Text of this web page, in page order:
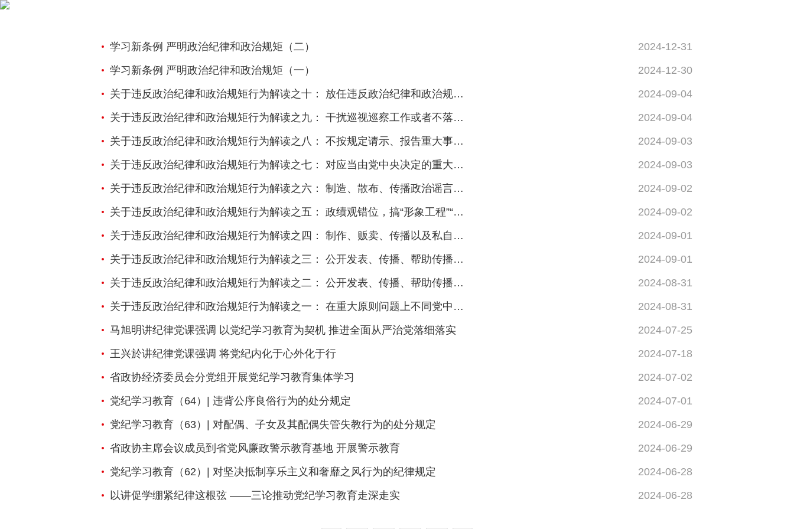
学习新条例 严明政治纪律和政治规矩（二）
2024-12-31
学习新条例 严明政治纪律和政治规矩（一）
2024-12-30
关于违反政治纪律和政治规矩行为解读之十： 放任违反政治纪律和政治规矩行为
2024-09-04
关于违反政治纪律和政治规矩行为解读之九： 干扰巡视巡察工作或者不落实巡视巡察整改要求行为
2024-09-04
关于违反政治纪律和政治规矩行为解读之八： 不按规定请示、报告重大事项行为
2024-09-03
关于违反政治纪律和政治规矩行为解读之七： 对应当由党中央决定的重大政策问题擅作主张行为
2024-09-03
关于违反政治纪律和政治规矩行为解读之六： 制造、散布、传播政治谣言和诬告陷害行为
2024-09-02
关于违反政治纪律和政治规矩行为解读之五： 政绩观错位，搞“形象工程”“政绩工程”行为
2024-09-02
关于违反政治纪律和政治规矩行为解读之四： 制作、贩卖、传播以及私自携带、寄递、阅看、 浏览、收听有严重政治问题资料行为
2024-09-01
关于违反政治纪律和政治规矩行为解读之三： 公开发表、传播、帮助传播有严重政治问题言论行为
2024-09-01
关于违反政治纪律和政治规矩行为解读之二： 公开发表、传播、帮助传播坚持资产阶级自由化立场、 反对四项基本原则、反对党的改革开放决策言论行为
2024-08-31
关于违反政治纪律和政治规矩行为解读之一： 在重大原则问题上不同党中央保持一致行为
2024-08-31
马旭明讲纪律党课强调 以党纪学习教育为契机 推进全面从严治党落细落实
2024-07-25
王兴於讲纪律党课强调 将党纪内化于心外化于行
2024-07-18
省政协经济委员会分党组开展党纪学习教育集体学习
2024-07-02
党纪学习教育（64）| 违背公序良俗行为的处分规定
2024-07-01
党纪学习教育（63）| 对配偶、子女及其配偶失管失教行为的处分规定
2024-06-29
省政协主席会议成员到省党风廉政警示教育基地 开展警示教育
2024-06-29
党纪学习教育（62）| 对坚决抵制享乐主义和奢靡之风行为的纪律规定
2024-06-28
以讲促学绷紧纪律这根弦 ——三论推动党纪学习教育走深走实
2024-06-28